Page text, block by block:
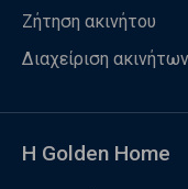
Ζήτηση ακινήτου
Διαχείριση
Η Golden Home